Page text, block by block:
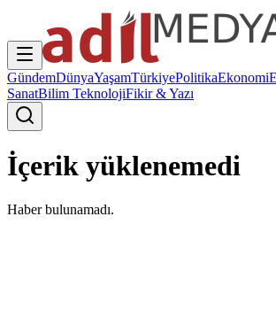
GündemDünyaYaşamTürkiyePolitikaEkonomi
SanatBilim TeknolojiFikir & Yazı
İçerik yüklenemedi
Haber bulunamadı.